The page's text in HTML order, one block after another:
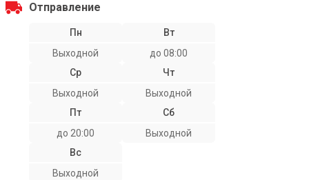
Отправление
Пн
Выходной
Вт
до 08:00
Ср
Выходной
Чт
Выходной
Пт
до 20:00
Сб
Выходной
Вс
Выходной